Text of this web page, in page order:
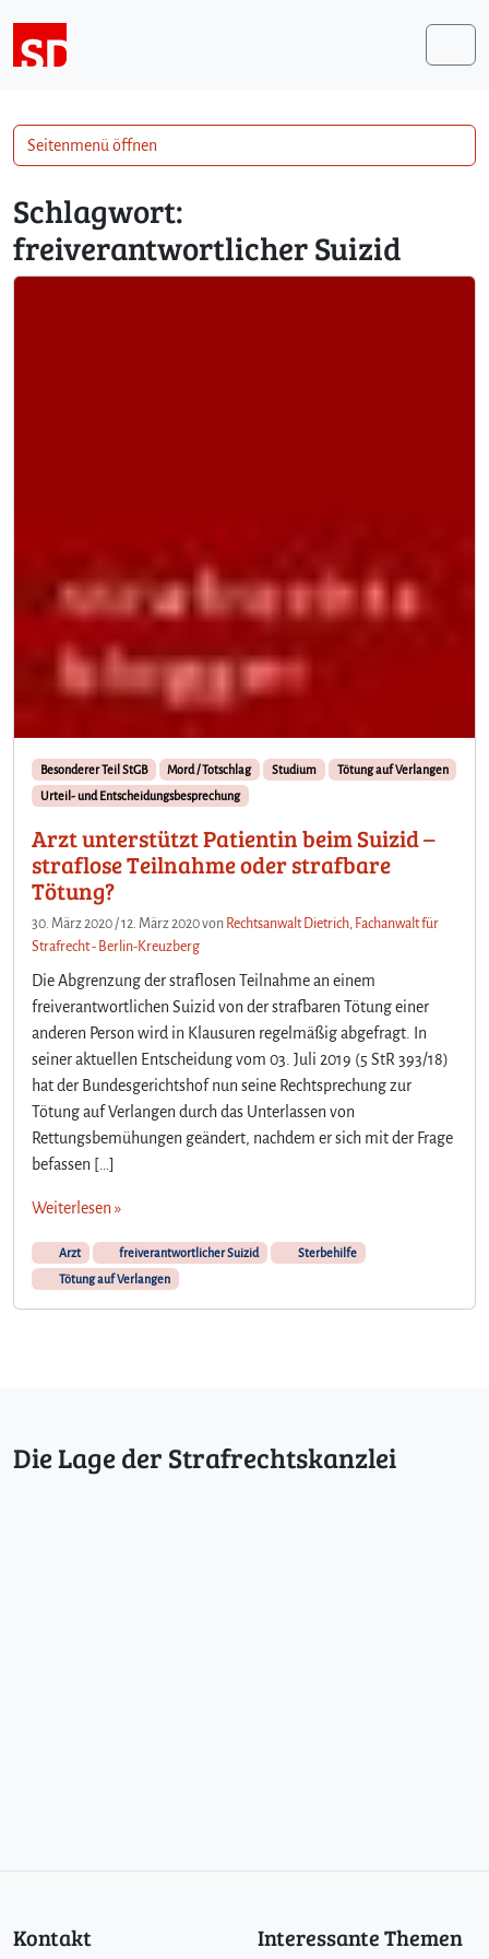
Schlagwort:
freiverantwortlicher Suizid
Besonderer Teil StGB Mord / Totschlag Studium
Tötung auf Verlangen
Urteil- und Entscheidungsbesprechung
Arzt unterstützt Patientin beim Suizid –
straflose Teilnahme oder strafbare
Tötung?
30. März 2020 /12. März 2020von Rechtsanwalt Dietrich, Fachanwalt für
Strafrecht - Berlin-Kreuzberg
Die Abgrenzung der straflosen Teilnahme an einem
freiverantwortlichen Suizid von der strafbaren Tötung einer
anderen Person wird in Klausuren regelmäßig abgefragt. In
seiner aktuellen Entscheidung vom 03. Juli 2019 (5 StR 393/18)
hat der Bundesgerichtshof nun seine Rechtsprechung zur
Tötung auf Verlangen durch das Unterlassen von
Rettungsbemühungen geändert, nachdem er sich mit der Frage
befassen […]
Weiterlesen »
Arzt freiverantwortlicher Suizid
Sterbehilfe
Tötung auf Verlangen
Seitenmenü öffnen
Die Lage der Strafrechtskanzlei
Kontakt Interessante Themen